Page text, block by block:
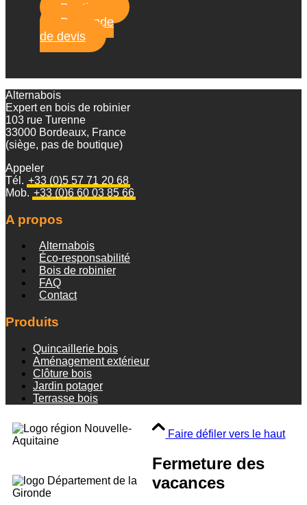
Boutique
Demande
de devis
Alternabois
Expert en bois de robinier
103 rue Turenne
33000 Bordeaux, France
(siège, pas de boutique)
Appeler
Tél. +33 (0)5 57 71 20 68
Mob. +33 (0)6 60 03 85 66
A propos
Alternabois
Éco-responsabilité
Bois de robinier
FAQ
Contact
Produits
Quincaillerie bois
Aménagement extérieur
Clôture bois
Jardin potager
Terrasse bois
Faire défiler vers le haut
Fermeture des
vacances